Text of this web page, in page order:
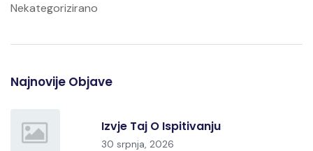
Nekategorizirano
Najnovije Objave
Izvje Taj O Ispitivanju
30 srpnja, 2026